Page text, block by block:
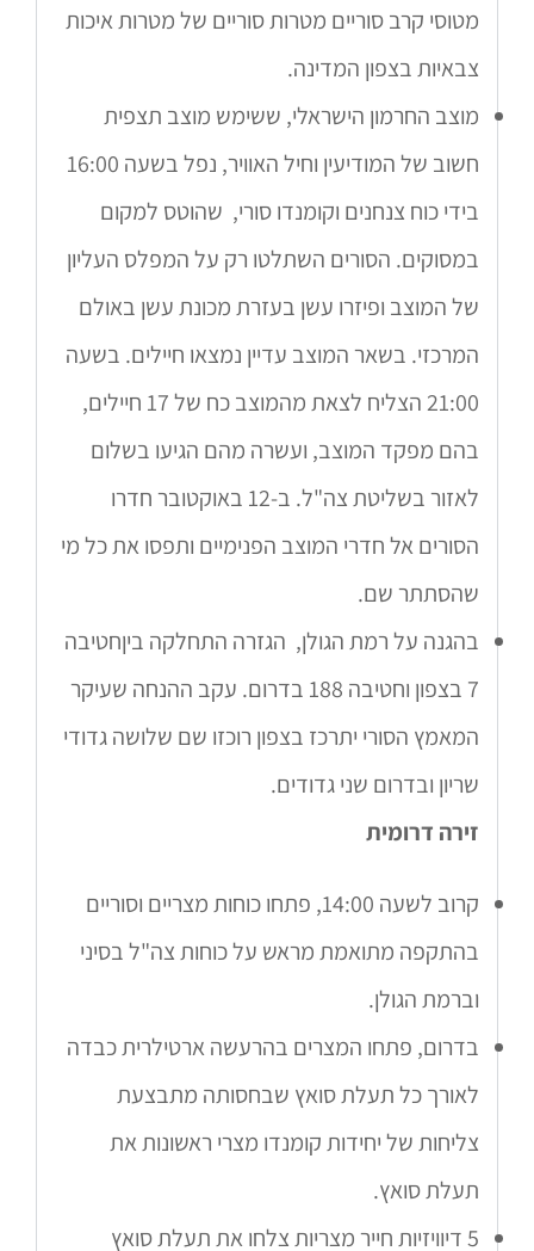
מטוסי קרב סוריים מטרות סוריים של מטרות איכות
צבאיות בצפון המדינה.
מוצב החרמון הישראלי, ששימש מוצב תצפית
חשוב של המודיעין וחיל האוויר, נפל בשעה 16:00
בידי כוח צנחנים וקומנדו סורי, שהוטס למקום
במסוקים. הסורים השתלטו רק על המפלס העליון
של המוצב ופיזרו עשן בעזרת מכונת עשן באולם
המרכזי. בשאר המוצב עדיין נמצאו חיילים. בשעה
21:00 הצליח לצאת מהמוצב כח של 17 חיילים,
בהם מפקד המוצב, ועשרה מהם הגיעו בשלום
לאזור בשליטת צה"ל. ב-12 באוקטובר חדרו
הסורים אל חדרי המוצב הפנימיים ותפסו את כל מי
שהסתתר שם.
בהגנה על רמת הגולן, הגזרה התחלקה ביןחטיבה
7 בצפון וחטיבה 188 בדרום. עקב ההנחה שעיקר
המאמץ הסורי יתרכז בצפון רוכזו שם שלושה גדודי
שריון ובדרום שני גדודים.
זירה דרומית
קרוב לשעה 14:00, פתחו כוחות מצריים וסוריים
בהתקפה מתואמת מראש על כוחות צה"ל בסיני
וברמת הגולן.
בדרום, פתחו המצרים בהרעשה ארטילרית כבדה
לאורך כל תעלת סואץ שבחסותה מתבצעת
צליחות של יחידות קומנדו מצרי ראשונות את
תעלת סואץ.
5 דיוויזיות חייר מצריות צלחו את תעלת סואץ